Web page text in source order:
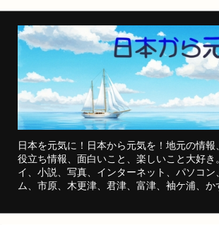
日本を元気に！日本から元気を！地元の情
役立ち情報、面白いこと、楽しいこと大好き
イ、小説、写真、インターネット、パソコン
ム、市原、木更津、君津、富津、袖ケ浦、か